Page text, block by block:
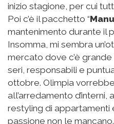
inizio stagione, per cui
Poi c’è il pacchetto “
mantenimento durante il
Insomma, mi sembra
mercato dove c’è
seri, responsabili e
ottobre. Olimpia
all’arredamento d’interni,
restyling di appartamenti
passione non le